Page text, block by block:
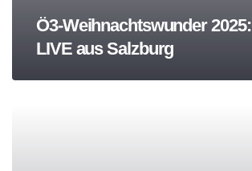
Ö3-Weihnachtswunder 2025:
LIVE aus Salzburg